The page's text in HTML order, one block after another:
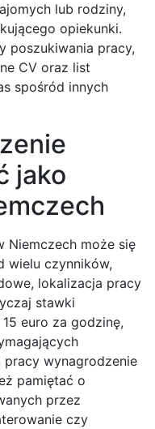
lub rodziny,
opiekunki.
poszukiwania pracy,
CV oraz list
spośród innych
jako
Niemczech może się
wielu czynników,
lokalizacja pracy
stawki
euro za godzinę,
pracy wynagrodzenie
pamiętać o
przez
czy